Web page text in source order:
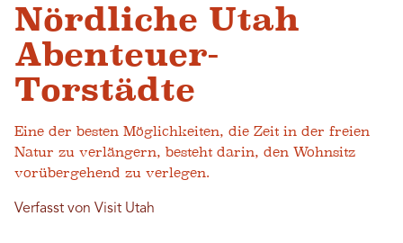
Nördliche Utah
Abenteuer-
Torstädte
Eine der besten Möglichkeiten, die Zeit in der freien
Natur zu verlängern, besteht darin, den Wohnsitz
vorübergehend zu verlegen.
Verfasst von Visit Utah